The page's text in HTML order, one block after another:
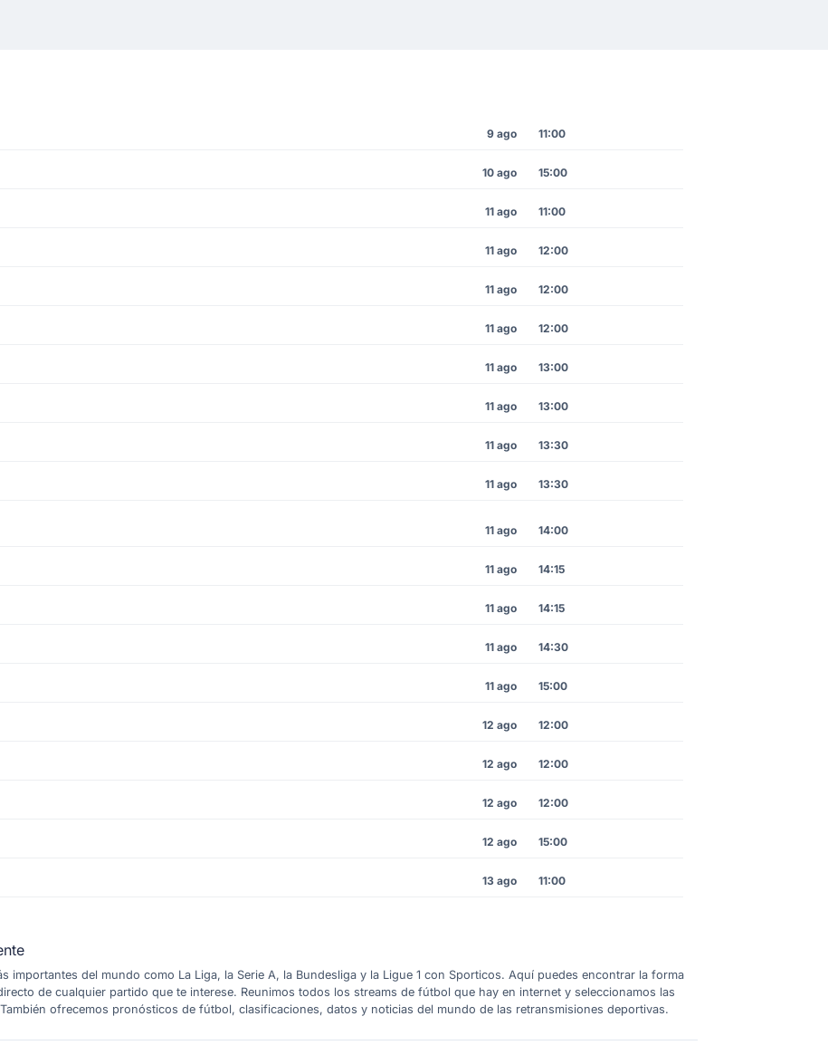
9 ago 11:00
10 ago 15:00
11 ago 11:00
11 ago 12:00
11 ago 12:00
11 ago 12:00
11 ago 13:00
11 ago 13:00
11 ago 13:30
11 ago 13:30
11 ago 14:00
11 ago 14:15
11 ago 14:15
11 ago 14:30
11 ago 15:00
12 ago 12:00
12 ago 12:00
12 ago 12:00
12 ago 15:00
13 ago 11:00
importantes del mundo como La Liga, la Serie A, la Bundesliga y la Ligue 1 con Sporticos. Aquí puedes encontrar la forma
de cualquier partido que te interese. Reunimos todos los streams de fútbol que hay en internet y seleccionamos las
ofrecemos pronósticos de fútbol, clasificaciones, datos y noticias del mundo de las retransmisiones deportivas.